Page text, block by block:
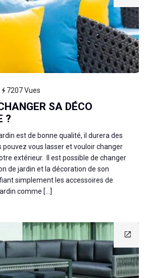
7207Vues
SA DÉCO
?
est de bonne qualité, il durera des
pouvez vous lasser et vouloir changer
extérieur. Il est possible de changer
de jardin et la décoration de son
simplement les accessoires de
comme […]